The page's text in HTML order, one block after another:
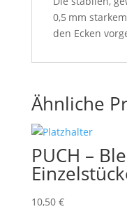
0,5 mm
den Ecken
Ähnliche
PUCH –
10,50 €